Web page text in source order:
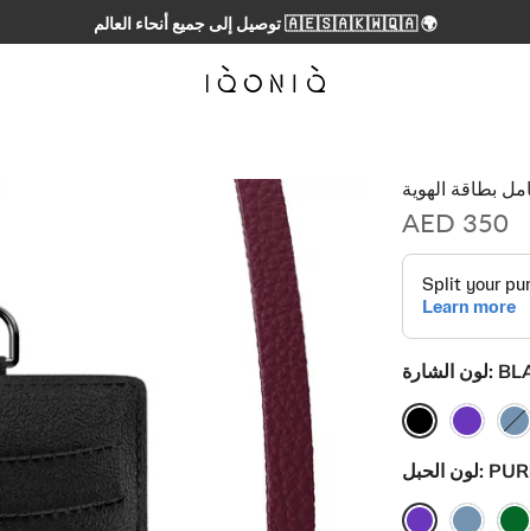
تخصيص غير محدود ✍🏼
بطاقة الهوية
AED 350
لون الشارة:
لون الحبل: